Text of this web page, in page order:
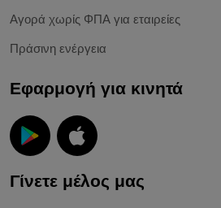
Αγορά χωρίς ΦΠΑ για εταιρείες
Πράσινη ενέργεια
Εφαρμογή για κινητά
Γίνετε μέλος μας